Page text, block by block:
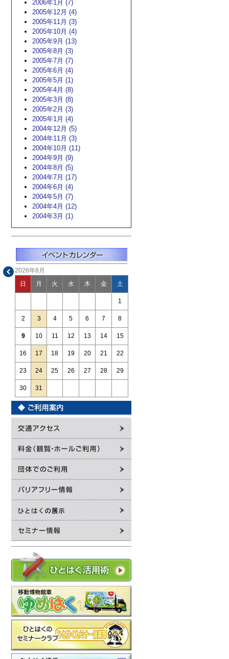
2006年1月 (7)
2005年12月 (4)
2005年11月 (3)
2005年10月 (4)
2005年9月 (13)
2005年8月 (3)
2005年7月 (7)
2005年6月 (4)
2005年5月 (1)
2005年4月 (8)
2005年3月 (8)
2005年2月 (3)
2005年1月 (4)
2004年12月 (5)
2004年11月 (3)
2004年10月 (11)
2004年9月 (9)
2004年8月 (5)
2004年7月 (17)
2004年6月 (4)
2004年5月 (7)
2004年4月 (12)
2004年3月 (1)
2026年8月
日 月 火 水 木 金 土
1
2 3 4 5 6 7 8
9 10 11 12 13 14 15
16 17 18 19 20 21 22
23 24 25 26 27 28 29
30 31